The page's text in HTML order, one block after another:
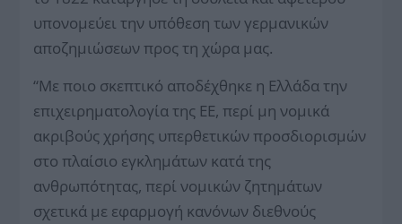
υπονομεύει την υπόθεση των γερμανικών
αποζημιώσεων προς τη χώρα μας.
“Με ποιο σκεπτικό αποδέχθηκε η Ελλάδα την
επιχειρηματολογία της ΕΕ, περί μη νομικά
ακριβούς χρήσης υπερθετικών προσδιορισμών
στο πλαίσιο εγκλημάτων κατά της
ανθρωπότητας, περί νομικών ζητημάτων
σχετικά με εφαρμογή κανόνων διεθνούς